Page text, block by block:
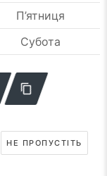
П’ятниця
Субота
НЕ ПРОПУСТІТЬ